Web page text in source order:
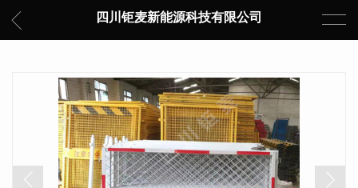
四川钜麦新能源科技有限公司